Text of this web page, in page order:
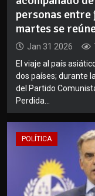
personas
martes se
Jan 31 2026
El viaje al país
dos países; durante
del Partido
Perdida...
POLÍTICA